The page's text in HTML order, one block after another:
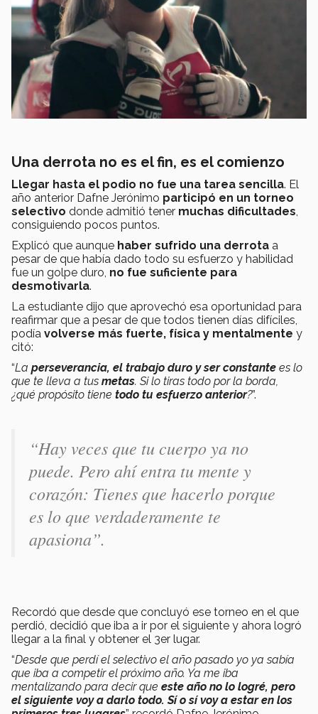
Una derrota no es el fin, es el comienzo
Llegar hasta el podio no fue una tarea sencilla. El
año anterior Dafne Jerónimo participó en un torneo
selectivo donde admitió tener muchas dificultades,
consiguiendo pocos puntos.
Explicó que aunque haber sufrido una derrota a
pesar de que había dado todo su esfuerzo y habilidad
fue un golpe duro, no fue suficiente para
desmotivarla.
La estudiante dijo que aprovechó esa oportunidad para
reafirmar que a pesar de que todos tienen días difíciles,
podía volverse más fuerte, física y mentalmente y
citó:
“La perseverancia, el trabajo duro y ser constante es lo
que te lleva a tus metas. Si lo tiras todo por la borda,
¿qué propósito tiene todo tu esfuerzo anterior?”.
“Hay veces que tu cuerpo ya no
puede. Pero ahí entra tu mente y
corazón: Tienes que hacerlo porque
es lo que verdaderamente te
apasiona”.
Recordó que desde que concluyó ese torneo en el que
perdió, decidió que iba a ir por el siguiente y ahora logró
llegar a la final y obtener el 3er lugar.
“Desde que perdí el selectivo el año pasado yo ya sabía
que iba a competir el próximo año. Ya me iba
mentalizando para decir que este año no lo logré, pero
el siguiente voy a darlo todo. Sí o sí voy a estar en los